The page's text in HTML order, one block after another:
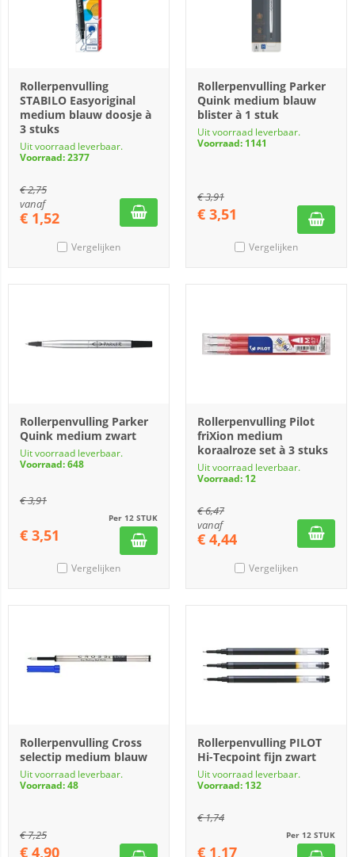
Rollerpenvulling
STABILO Easyoriginal
medium blauw doosje à
3 stuks
Uit voorraad leverbaar.
Voorraad: 2377
€2,75
vanaf
€ 1,52
Vergelijken
Rollerpenvulling Parker
Quink medium blauw
blister à 1 stuk
Uit voorraad leverbaar.
Voorraad: 1141
€3,91
€ 3,51
Vergelijken
Rollerpenvulling Parker
Quink medium zwart
Uit voorraad leverbaar.
Voorraad: 648
€3,91
Per 12 STUK
€ 3,51
Vergelijken
Rollerpenvulling Pilot
friXion medium
koraalroze set à 3 stuks
Uit voorraad leverbaar.
Voorraad: 12
€6,47
vanaf
€ 4,44
Vergelijken
Rollerpenvulling Cross
selectip medium blauw
Uit voorraad leverbaar.
Voorraad: 48
€7,25
€ 4,90
Rollerpenvulling PILOT
Hi-Tecpoint fijn zwart
Uit voorraad leverbaar.
Voorraad: 132
€1,74
Per 12 STUK
€ 1,17